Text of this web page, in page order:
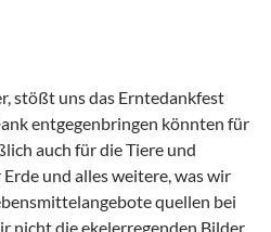
stößt uns das Erntedankfest
entgegenbringen könnten für
auch für die Tiere und
und alles weitere, was wir
quellen bei
nicht die ekelerregenden Bilder